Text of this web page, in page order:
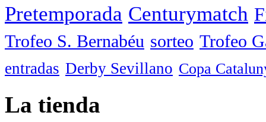
Pretemporada Centurymatch
Trofeo S. Bernabéu sorteo Trofeo
entradas Derby Sevillano Copa
La tienda